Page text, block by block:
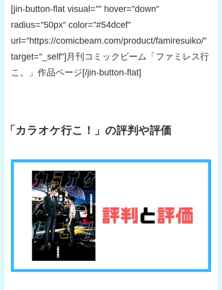
[jin-button-flat visual=”” hover=”down”
radius=”50px” color=”#54dcef”
url=”https://comicbeam.com/product/famiresuiko/”
target=”_self”]月刊コミックビーム「ファミレス行
こ。」作品ページ[/jin-button-flat]
「カラオケ行こ！」の評判や評価